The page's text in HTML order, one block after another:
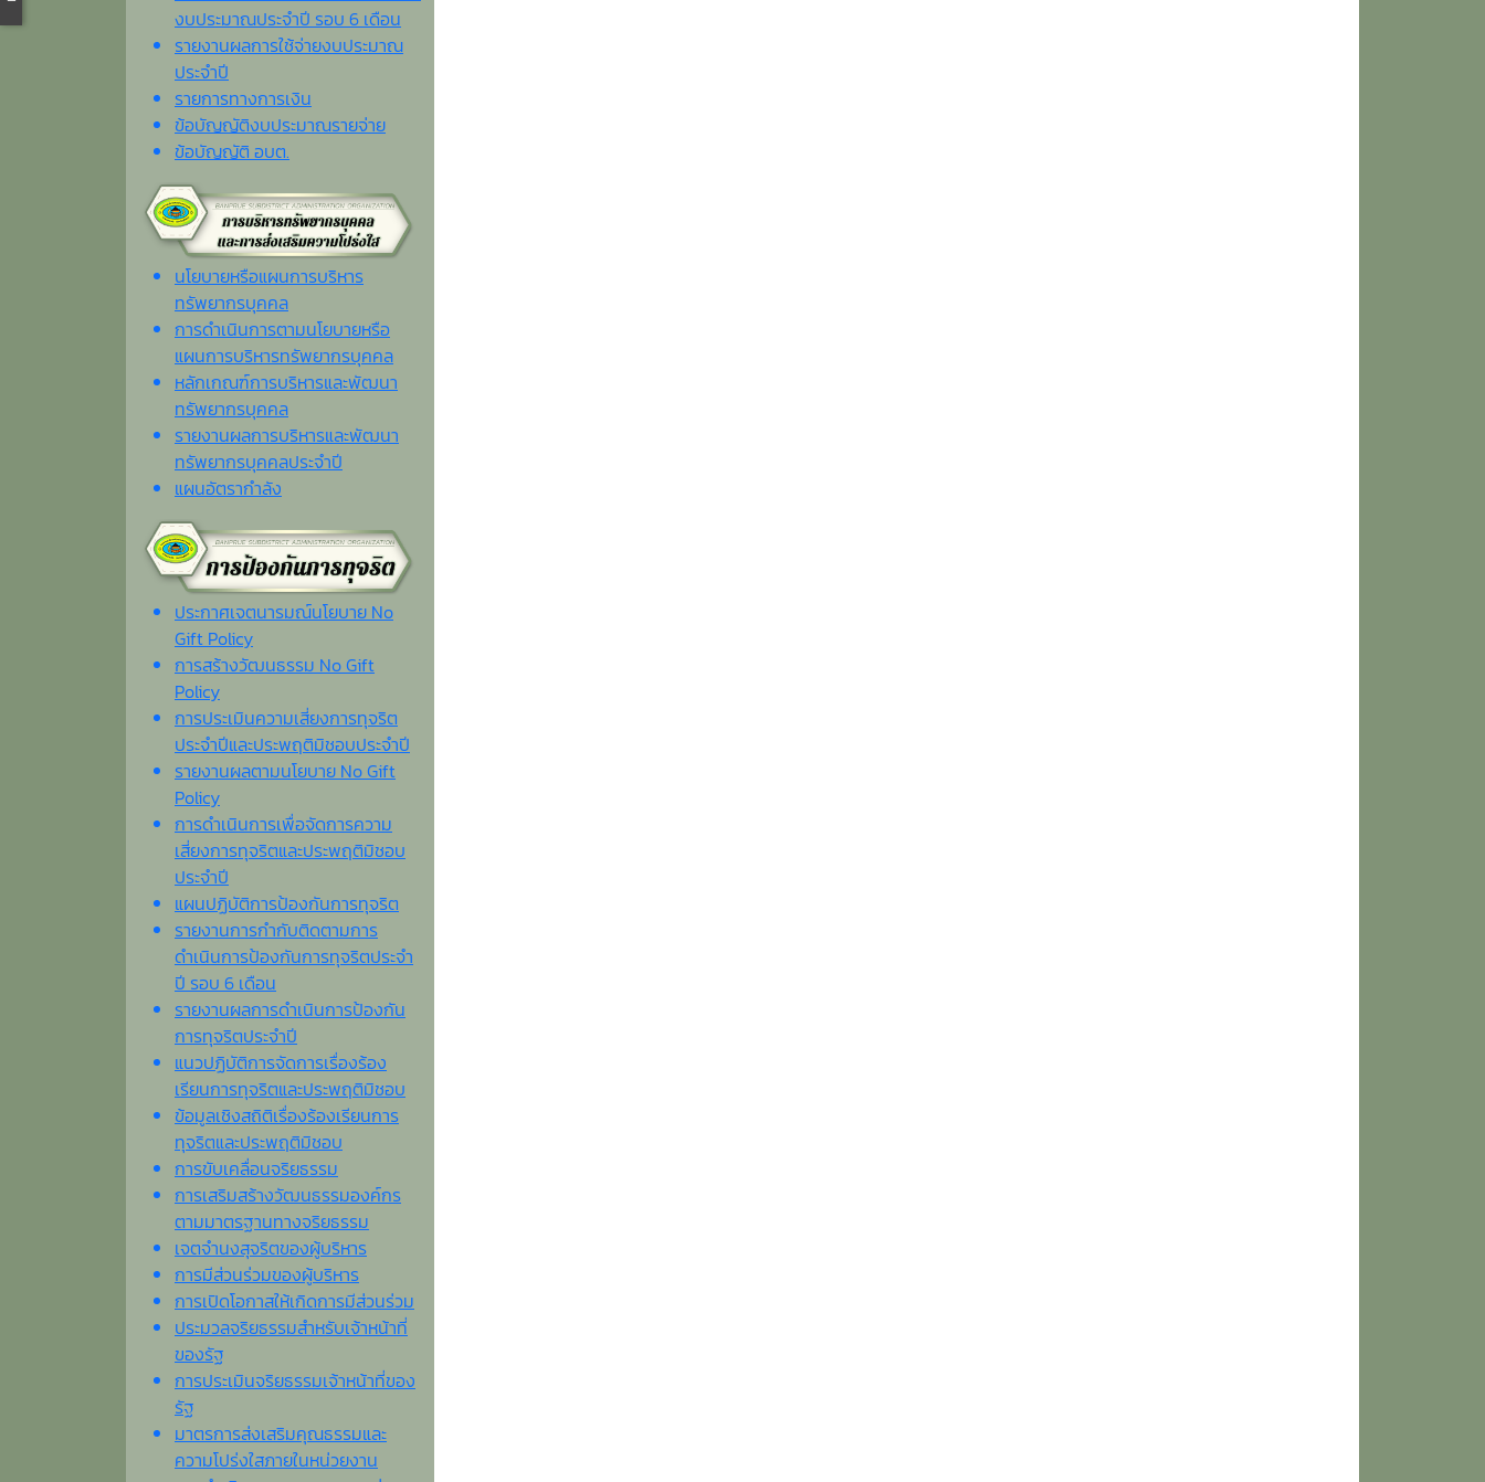
งบประมาณประจำปี รอบ 6 เดือน
รายงานผลการใช้จ่ายงบประมาณ
ประจำปี
รายการทางการเงิน
ข้อบัญญัติงบประมาณรายจ่าย
ข้อบัญญัติ อบต.
นโยบายหรือแผนการบริหาร
ทรัพยากรบุคคล
การดำเนินการตามนโยบายหรือ
แผนการบริหารทรัพยากรบุคคล
หลักเกณฑ์การบริหารและพัฒนา
ทรัพยากรบุคคล
รายงานผลการบริหารและพัฒนา
ทรัพยากรบุคคลประจำปี
แผนอัตรากำลัง
ประกาศเจตนารมณ์นโยบาย No
Gift Policy
การสร้างวัฒนธรรม No Gift
Policy
การประเมินความเสี่ยงการทุจริต
ประจำปีและประพฤติมิชอบประจำปี
รายงานผลตามนโยบาย No Gift
Policy
การดำเนินการเพื่อจัดการความ
เสี่ยงการทุจริตและประพฤติมิชอบ
ประจำปี
แผนปฏิบัติการป้องกันการทุจริต
รายงานการกำกับติดตามการ
ดำเนินการป้องกันการทุจริตประจำ
ปี รอบ 6 เดือน
รายงานผลการดำเนินการป้องกัน
การทุจริตประจำปี
แนวปฏิบัติการจัดการเรื่องร้อง
เรียนการทุจริตและประพฤติมิชอบ
ข้อมูลเชิงสถิติเรื่องร้องเรียนการ
ทุจริตและประพฤติมิชอบ
การขับเคลื่อนจริยธรรม
การเสริมสร้างวัฒนธรรมองค์กร
ตามมาตรฐานทางจริยธรรม
เจตจํานงสุจริตของผู้บริหาร
การมีส่วนร่วมของผู้บริหาร
การเปิดโอกาสให้เกิดการมีส่วนร่วม
ประมวลจริยธรรมสำหรับเจ้าหน้าที่
ของรัฐ
การประเมินจริยธรรมเจ้าหน้าที่ของ
รัฐ
มาตรการส่งเสริมคุณธรรมและ
ความโปร่งใสภายในหน่วยงาน